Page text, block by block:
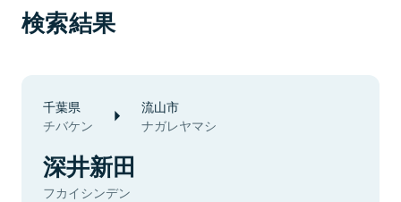
検索結果
千葉県
チバケン
流山市
ナガレヤマシ
深井新田
フカイシンデン